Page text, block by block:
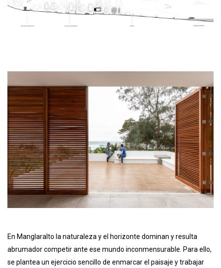
En Manglaralto la naturaleza y el horizonte dominan y resulta
abrumador competir ante ese mundo inconmensurable. Para ello,
se plantea un ejercicio sencillo de enmarcar el paisaje y trabajar